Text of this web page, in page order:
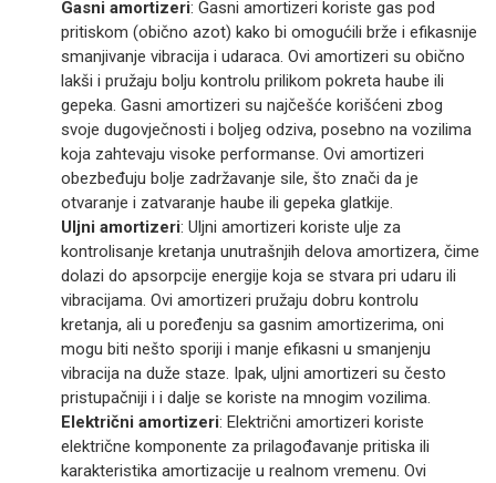
Gasni amortizeri: Gasni amortizeri koriste gas pod
pritiskom (obično azot) kako bi omogućili brže i efikasnije
smanjivanje vibracija i udaraca. Ovi amortizeri su obično
lakši i pružaju bolju kontrolu prilikom pokreta haube ili
gepeka. Gasni amortizeri su najčešće korišćeni zbog
svoje dugovječnosti i boljeg odziva, posebno na vozilima
koja zahtevaju visoke performanse. Ovi amortizeri
obezbeđuju bolje zadržavanje sile, što znači da je
otvaranje i zatvaranje haube ili gepeka glatkije.
Uljni amortizeri: Uljni amortizeri koriste ulje za
kontrolisanje kretanja unutrašnjih delova amortizera, čime
dolazi do apsorpcije energije koja se stvara pri udaru ili
vibracijama. Ovi amortizeri pružaju dobru kontrolu
kretanja, ali u poređenju sa gasnim amortizerima, oni
mogu biti nešto sporiji i manje efikasni u smanjenju
vibracija na duže staze. Ipak, uljni amortizeri su često
pristupačniji i i dalje se koriste na mnogim vozilima.
Električni amortizeri: Električni amortizeri koriste
električne komponente za prilagođavanje pritiska ili
karakteristika amortizacije u realnom vremenu. Ovi